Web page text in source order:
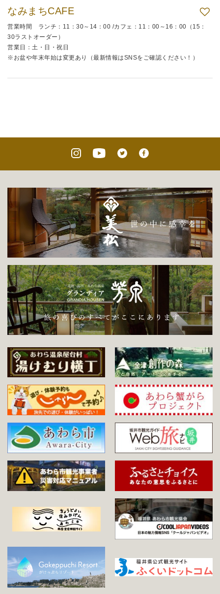
なみまちCAFE
営業時間 ランチ：11：30～14：00 /カフェ：11：00～16：00（15：
30ラストオーダー）
営業日：土・日・祝日
※お盆や年末年始は変更あり（最新情報はSNSをご確認ください！）